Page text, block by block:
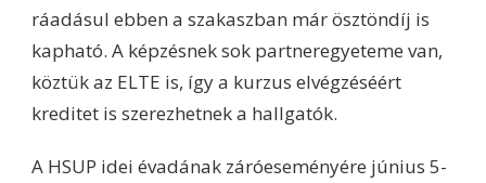
ráadásul ebben a szakaszban már ösztöndíj is
kapható. A képzésnek sok partneregyeteme van,
köztük az ELTE is, így a kurzus elvégzéséért
kreditet is szerezhetnek a hallgatók.
A HSUP idei évadának záróeseményére június 5-